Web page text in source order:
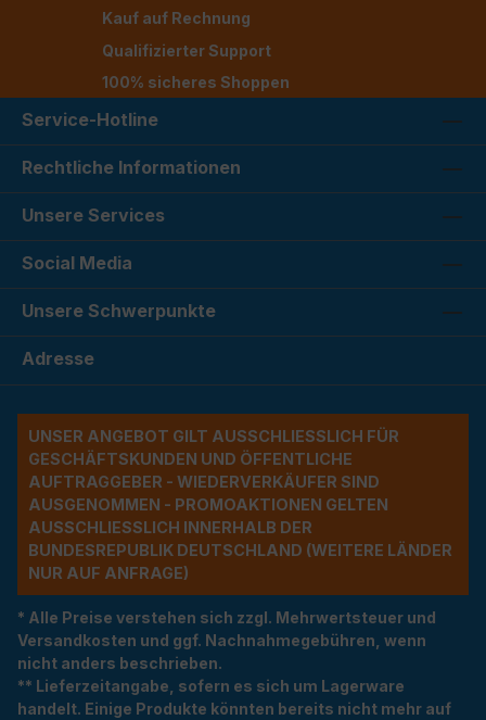
Kauf auf Rechnung
Qualifizierter Support
100% sicheres Shoppen
Service-Hotline
Rechtliche Informationen
Unsere Services
Social Media
Unsere Schwerpunkte
Adresse
UNSER ANGEBOT GILT AUSSCHLIESSLICH FÜR G
ESCHÄFTSKUNDEN UND ÖFFENTLICHE A
UFTRAGGEBER - WIEDERVERKÄUFER SIND A
USGENOMMEN - PROMOAKTIONEN GELTEN A
USSCHLIESSLICH INNERHALB DER BU
NDESREPUBLIK DEUTSCHLAND (WEITERE LÄNDER NU
R AUF ANFRAGE)
* Alle Preise verstehen sich zzgl. Mehrwertsteuer und
Versandkosten und ggf. Nachnahmegebühren, wenn
nicht anders beschrieben.
** Lieferzeitangabe, sofern es sich um Lagerware
handelt. Einige Produkte könnten bereits nicht mehr auf